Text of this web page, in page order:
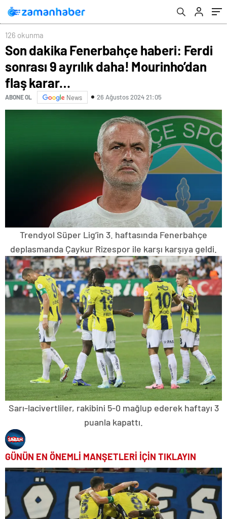
126 okunma
Son dakika Fenerbahçe haberi: Ferdi
sonrası 9 ayrılık daha! Mourinho’dan
flaş karar…
ABONE OL News 26 Ağustos 2024 21:05
Trendyol Süper Lig’in 3. haftasında Fenerbahçe
deplasmanda Çaykur Rizespor ile karşı karşıya geldi.
Sarı-lacivertliler, rakibini 5-0 mağlup ederek haftayı 3
puanla kapattı.
GÜNÜN EN ÖNEMLİ MANŞETLERİ İÇİN TIKLAYIN